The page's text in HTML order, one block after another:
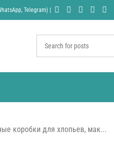
Telegram) |
коробки для хлопьев, мак...